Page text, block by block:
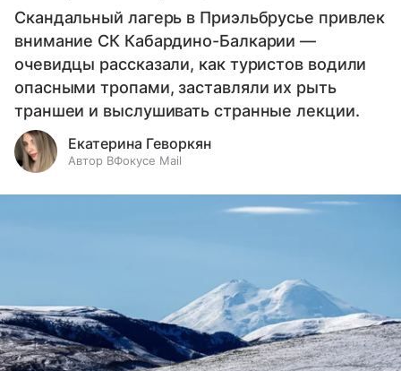
Скандальный лагерь в Приэльбрусье привлек
внимание СК Кабардино-Балкарии —
очевидцы рассказали, как туристов водили
опасными тропами, заставляли их рыть
траншеи и выслушивать странные лекции.
Екатерина Геворкян
Автор ВФокусе Mail